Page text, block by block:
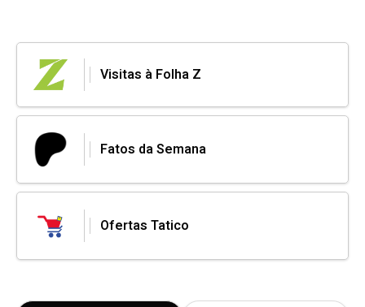
Visitas à Folha Z
Fatos da Semana
Ofertas Tatico